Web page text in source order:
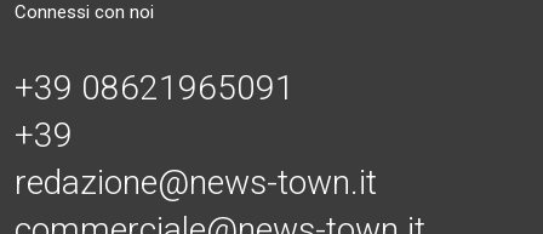
Connessi con noi
+39 08621965091
+39
redazione@news-town.it